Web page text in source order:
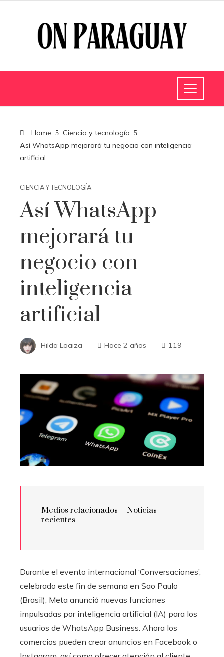
Home
Ciencia y tecnología
Así WhatsApp mejorará tu negocio con inteligencia
artificial
CIENCIA Y TECNOLOGÍA
Así WhatsApp
mejorará tu
negocio con
inteligencia
artificial
Hilda Loaiza Hace 2 años 119
Medios relacionados – Noticias
recientes
Durante el evento internacional ‘Conversaciones’,
celebrado este fin de semana en Sao Paulo
(Brasil), Meta anunció nuevas funciones
impulsadas por inteligencia artificial (IA) para los
usuarios de WhatsApp Business. Ahora los
comercios pueden crear anuncios en Facebook o